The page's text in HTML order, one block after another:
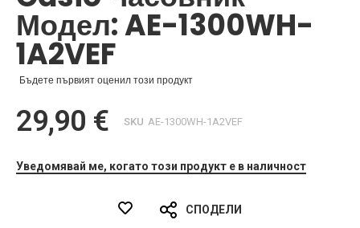
галерия
със
снимки
Модел: AE-1300WH-
1A2VEF
Бъдете първият оценил този продукт
29,90 € SKU AE-1300WH-1A2VEF
Уведомявай ме, когато този продукт е в наличност
СПОДЕЛИ